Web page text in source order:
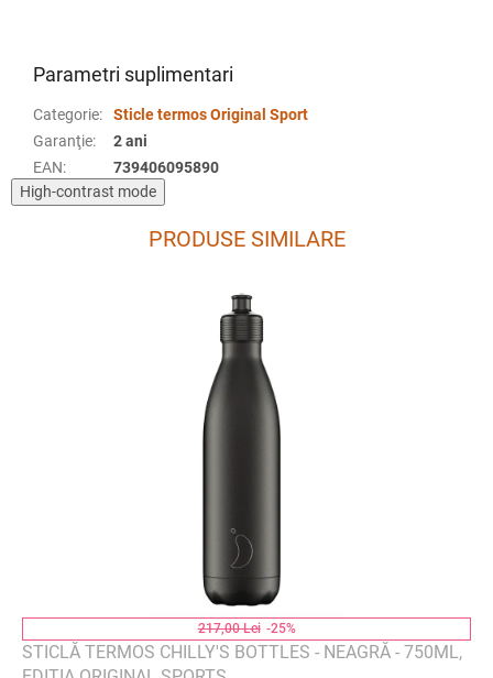
Parametri suplimentari
Categorie:
Sticle termos Original Sport
Garanţie:
2 ani
EAN:
739406095890
High-contrast mode
PRODUSE SIMILARE
217,00 Lei -25%
STICLĂ TERMOS CHILLY'S BOTTLES - NEAGRĂ - 750ML,